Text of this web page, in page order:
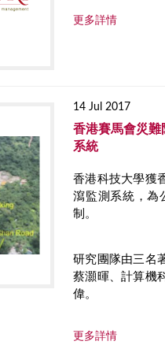
更多詳情
14 Jul 2017
香港賽馬會災難
系統
香港科技大學獲
瀉監測系統，為
制。
研究團隊由三名
蔡灝暉、計算機
偉。
更多詳情